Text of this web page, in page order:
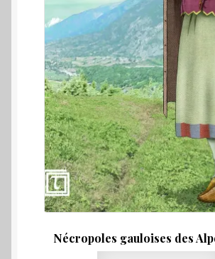
Nécropoles gauloises des